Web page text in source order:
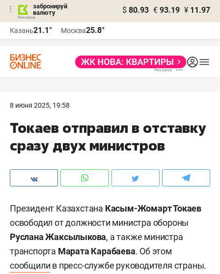
забронируй
валюту
$ 80.93 € 93.19 ¥ 11.97
Казань21.1° Москва25.8°
8 июня 2025, 19:58
Токаев отправил в отставку
сразу двух министров
Президент Казахстана Касым-Жомарт Токаев
освободил от должности министра обороны
Руслана Жаксылыкова, а также министра
транспорта Марата Карабаева. Об этом
сообщили в пресс-службе руководителя страны.